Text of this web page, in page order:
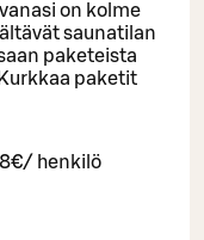
on kolme
saunatilan
paketeista
paketit
henkilö